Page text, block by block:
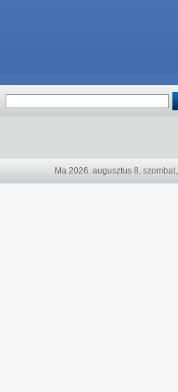
Ma 2026. augusztus 8, szombat,